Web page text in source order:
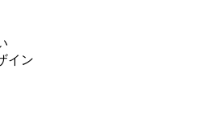
イン